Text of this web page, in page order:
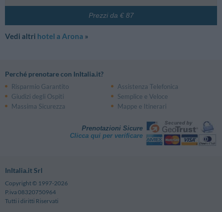
Prezzi da € 87
Vedi altri hotel a Arona »
Perché prenotare con InItalia.it?
Risparmio Garantito
Assistenza Telefonica
Giudizi degli Ospiti
Semplice e Veloce
Massima Sicurezza
Mappe e Itinerari
Prenotazioni Sicure
Clicca qui per verificare
InItalia.it Srl
Copyright © 1997-2026
P.iva 08320750964
Tutti i diritti Riservati